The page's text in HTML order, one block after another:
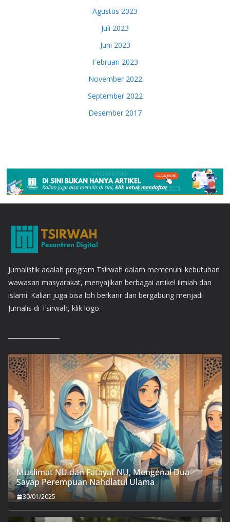
Agustus 2023
Juli 2023
Juni 2023
Februari 2023
November 2022
September 2022
Desember 2017
Jurnalistik adalah program Tsirwah dalam memenuhi kebutuhan
wawasan masyarakat, menyajikan berbagai artikel ilmiah dan
islami. Kalian juga bisa loh berkarir dan bergabung menjadi
Jurnalis di Tsirwah, klik logo.
Muslimat NU dan Fatayat NU, Mengenal Dua
Sayap Perempuan Nahdlatul Ulama
30/01/2025